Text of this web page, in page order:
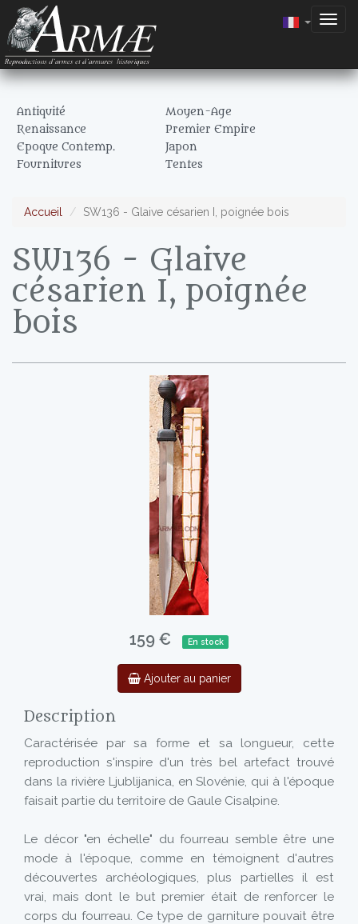
Antiquité
Moyen-Age
Renaissance
Premier Empire
Epoque Contemp.
Japon
Fournitures
Tentes
Accueil SW136 - Glaive césarien I, poignée bois
SW136 - Glaive
césarien I, poignée
bois
159 € En stock
Ajouter au panier
Description
Caractérisée par sa forme et sa longueur, cette
reproduction s'inspire d'un très bel artefact trouvé
dans la rivière Ljublijanica, en Slovénie, qui à l'époque
faisait partie du territoire de Gaule Cisalpine.
Le décor "en échelle" du fourreau semble être une
mode à l'époque, comme en témoignent d'autres
découvertes archéologiques, plus partielles il est
vrai, mais dont le but premier était de renforcer le
corps du fourreau. Ce type de garniture pouvait être